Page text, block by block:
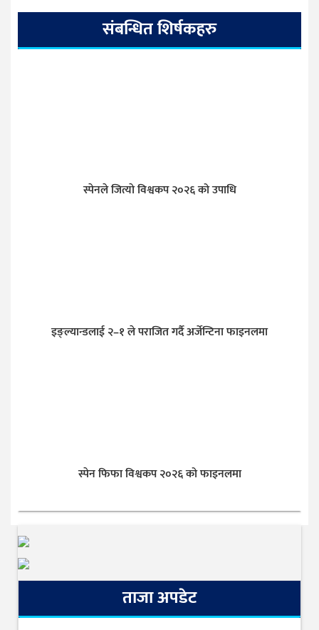
संबन्धित शिर्षकहरु
स्पेनले जित्याे विश्वकप २०२६ को उपाधि
इङ्ल्यान्डलाई २–१ ले पराजित गर्दै अर्जेन्टिना फाइनलमा
स्पेन फिफा विश्वकप २०२६ को फाइनलमा
ताजा अपडेट